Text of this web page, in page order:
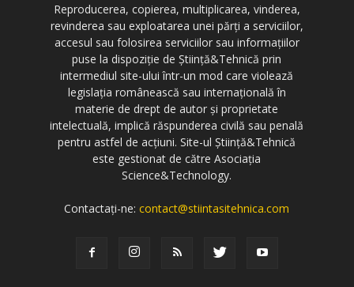
Reproducerea, copierea, multiplicarea, vinderea,
revinderea sau exploatarea unei părți a serviciilor,
accesul sau folosirea serviciilor sau informațiilor
puse la dispoziție de Știință&Tehnică prin
intermediul site-ului într-un mod care violează
legislația românească sau internațională în
materie de drept de autor și proprietate
intelectuală, implică răspunderea civilă sau penală
pentru astfel de acțiuni. Site-ul Știință&Tehnică
este gestionat de către Asociația
Science&Technology.
Contactați-ne:contact@stiintasitehnica.com